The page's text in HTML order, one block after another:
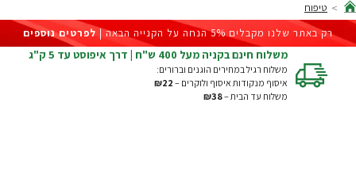
home
טיפוח
רק באתר שלנו מקבלים 5% הנחה על הקנייה הבאה |
לפרטים נוספים
משלוח חינם בקניה מעל 400 ש"ח | דרך איפוסט עד 5 ק"ג
משלוח רגיל במחירים הוגנים וברורים:
איסוף מנקודות איסוף ולוקרים – ₪22
משלוח עד הבית –₪38